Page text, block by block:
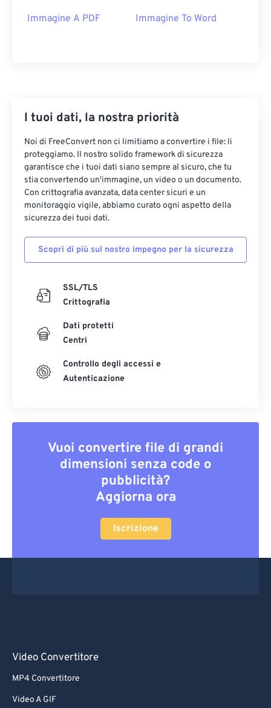
Immagine A PDF Immagine To Word
I tuoi dati, la nostra priorità
Noi di FreeConvert non ci limitiamo a convertire i file: li
proteggiamo. Il nostro solido framework di sicurezza
garantisce che i tuoi dati siano sempre al sicuro, che tu
stia convertendo un'immagine, un video o un documento.
Con crittografia avanzata, data center sicuri e un
monitoraggio vigile, abbiamo curato ogni aspetto della
sicurezza dei tuoi dati.
Scopri di più sul nostro impegno per la sicurezza
SSL/TLS
Crittografia
Dati protetti
Centri
Controllo degli accessi e
Autenticazione
Vuoi convertire file di grandi
dimensioni senza code o
pubblicità?
Aggiorna ora
Iscrizione
Video Convertitore
MP4 Convertitore
Video A GIF